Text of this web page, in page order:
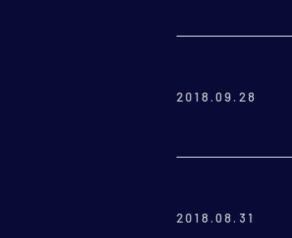
2018.09.28
2018.08.31